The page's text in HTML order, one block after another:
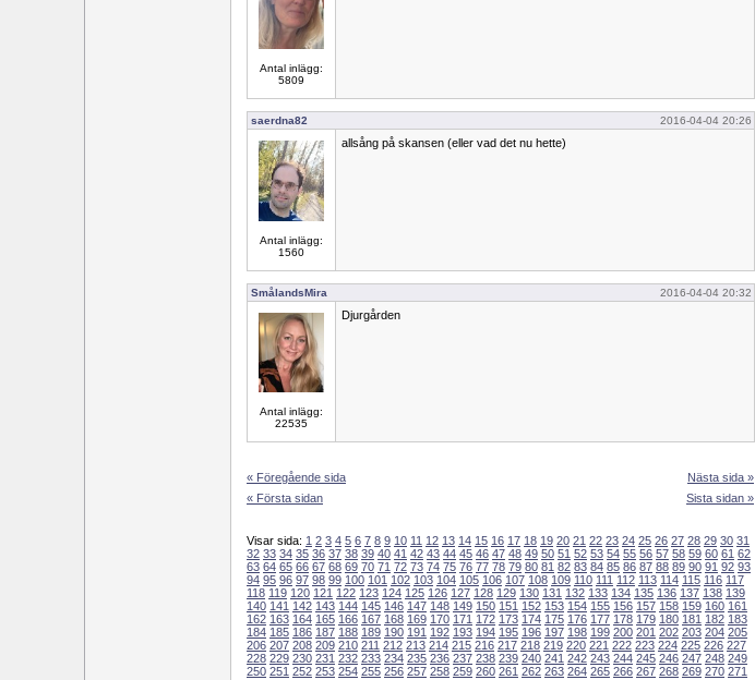
Antal inlägg:
5809
saerdna82 2016-04-04 20:26
Antal inlägg:
1560
allsång på skansen (eller vad det nu hette)
SmålandsMira 2016-04-04 20:32
Antal inlägg:
22535
Djurgården
« Föregående sida
« Första sidan
Nästa sida »
Sista sidan »
Visar sida: 1 2 3 4 5 6 7 8 9 10 11 12 13 14 15 16 17 18 19 20 21 22 23 24 25 26 27 28 29 30 31
32 33 34 35 36 37 38 39 40 41 42 43 44 45 46 47 48 49 50 51 52 53 54 55 56 57 58 59 60 61 62
63 64 65 66 67 68 69 70 71 72 73 74 75 76 77 78 79 80 81 82 83 84 85 86 87 88 89 90 91 92 93
94 95 96 97 98 99 100 101 102 103 104 105 106 107 108 109 110 111 112 113 114 115 116 117
118 119 120 121 122 123 124 125 126 127 128 129 130 131 132 133 134 135 136 137 138 139
140 141 142 143 144 145 146 147 148 149 150 151 152 153 154 155 156 157 158 159 160 161
162 163 164 165 166 167 168 169 170 171 172 173 174 175 176 177 178 179 180 181 182 183
184 185 186 187 188 189 190 191 192 193 194 195 196 197 198 199 200 201 202 203 204 205
206 207 208 209 210 211 212 213 214 215 216 217 218 219 220 221 222 223 224 225 226 227
228 229 230 231 232 233 234 235 236 237 238 239 240 241 242 243 244 245 246 247 248 249
250 251 252 253 254 255 256 257 258 259 260 261 262 263 264 265 266 267 268 269 270 271